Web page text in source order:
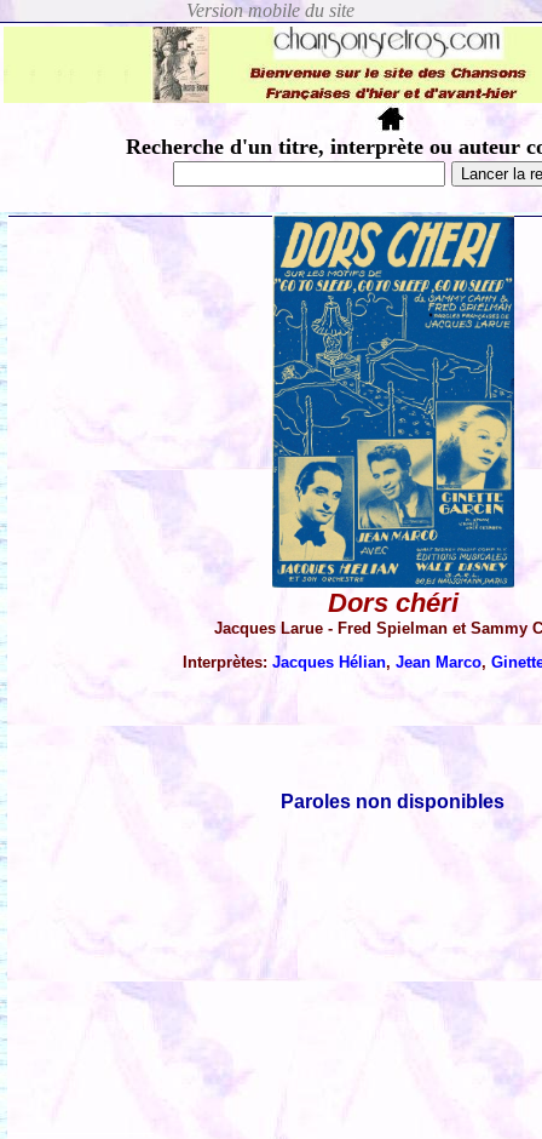
Recherche d'un titre, interprète ou auteur
Dors chéri
Jacques Larue - Fred Spielman et Sammy
Interprètes: Jacques Hélian, Jean Marco,
Paroles non disponibles